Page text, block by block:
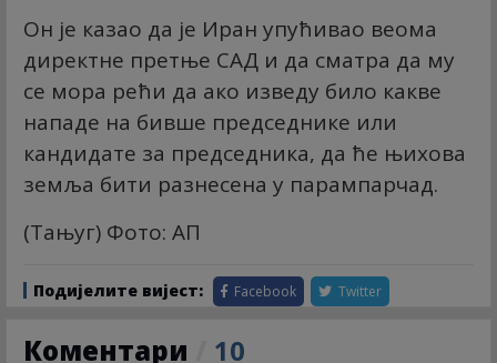
Он је казао да је Иран упућивао веома
директне претње САД и да сматра да му
се мора рећи да ако изведу било какве
нападе на бивше председнике или
кандидате за председника, да ће њихова
земља бити разнесена у парампарчад.
(Тањуг) Фото: АП
Подијелите вијест: Facebook Twitter
Коментари 10